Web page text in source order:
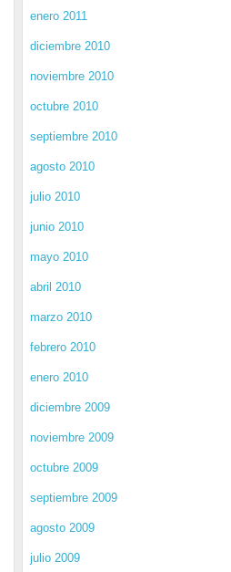
enero 2011
diciembre 2010
noviembre 2010
octubre 2010
septiembre 2010
agosto 2010
julio 2010
junio 2010
mayo 2010
abril 2010
marzo 2010
febrero 2010
enero 2010
diciembre 2009
noviembre 2009
octubre 2009
septiembre 2009
agosto 2009
julio 2009